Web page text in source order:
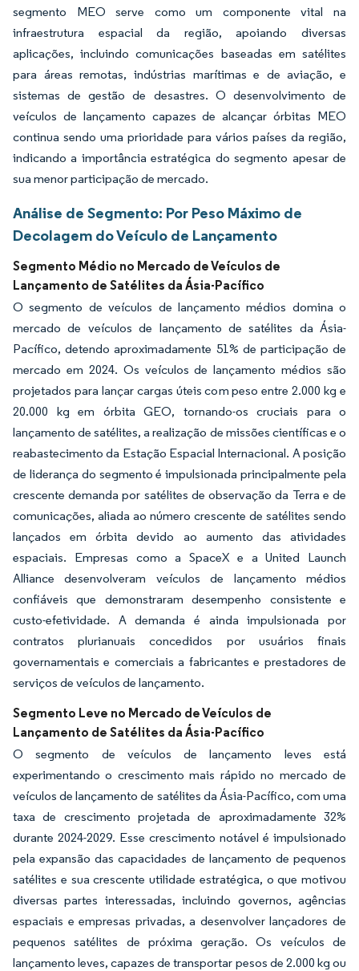
segmento MEO serve como um componente vital na
infraestrutura espacial da região, apoiando diversas
aplicações, incluindo comunicações baseadas em satélites
para áreas remotas, indústrias marítimas e de aviação, e
sistemas de gestão de desastres. O desenvolvimento de
veículos de lançamento capazes de alcançar órbitas MEO
continua sendo uma prioridade para vários países da região,
indicando a importância estratégica do segmento apesar de
sua menor participação de mercado.
Análise de Segmento: Por Peso Máximo de
Decolagem do Veículo de Lançamento
Segmento Médio no Mercado de Veículos de
Lançamento de Satélites da Ásia-Pacífico
O segmento de veículos de lançamento médios domina o
mercado de veículos de lançamento de satélites da Ásia-
Pacífico, detendo aproximadamente 51% de participação de
mercado em 2024. Os veículos de lançamento médios são
projetados para lançar cargas úteis com peso entre 2.000 kg e
20.000 kg em órbita GEO, tornando-os cruciais para o
lançamento de satélites, a realização de missões científicas e o
reabastecimento da Estação Espacial Internacional. A posição
de liderança do segmento é impulsionada principalmente pela
crescente demanda por satélites de observação da Terra e de
comunicações, aliada ao número crescente de satélites sendo
lançados em órbita devido ao aumento das atividades
espaciais. Empresas como a SpaceX e a United Launch
Alliance desenvolveram veículos de lançamento médios
confiáveis que demonstraram desempenho consistente e
custo-efetividade. A demanda é ainda impulsionada por
contratos plurianuais concedidos por usuários finais
governamentais e comerciais a fabricantes e prestadores de
serviços de veículos de lançamento.
Segmento Leve no Mercado de Veículos de
Lançamento de Satélites da Ásia-Pacífico
O segmento de veículos de lançamento leves está
experimentando o crescimento mais rápido no mercado de
veículos de lançamento de satélites da Ásia-Pacífico, com uma
taxa de crescimento projetada de aproximadamente 32%
durante 2024-2029. Esse crescimento notável é impulsionado
pela expansão das capacidades de lançamento de pequenos
satélites e sua crescente utilidade estratégica, o que motivou
diversas partes interessadas, incluindo governos, agências
espaciais e empresas privadas, a desenvolver lançadores de
pequenos satélites de próxima geração. Os veículos de
lançamento leves, capazes de transportar pesos de 2.000 kg ou